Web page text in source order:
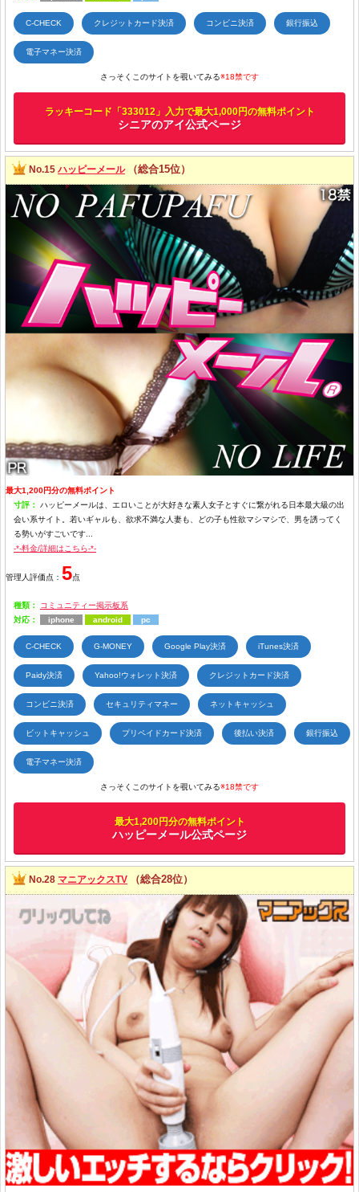
C-CHECK クレジットカード決済 コンビニ決済 銀行振込
電子マネー決済
さっそくこのサイトを覗いてみる※18禁です
ラッキーコード「333012」入力で最大1,000円の無料ポイント
シニアのアイ公式ページ
No.15 ハッピーメール （総合15位）
最大1,200円分の無料ポイント
寸評：
ハッピーメールは、エロいことが大好きな素人女子とすぐに繋がれる日本最大級の出
会い系サイト。若いギャルも、欲求不満な人妻も、どの子も性欲マシマシで、男を誘ってく
る勢いがすごいです...
-*-料金/詳細はこちら-*-
管理人評価点： 5点
種類：
コミュニティー掲示板系
対応：
iphone android pc
C-CHECK G-MONEY Google Play決済 iTunes決済
Paidy決済 Yahoo!ウォレット決済 クレジットカード決済
コンビニ決済 セキュリティマネー ネットキャッシュ
ビットキャッシュ プリペイドカード決済 後払い決済 銀行振込
電子マネー決済
さっそくこのサイトを覗いてみる※18禁です
最大1,200円分の無料ポイント
ハッピーメール公式ページ
No.28 マニアックスTV （総合28位）